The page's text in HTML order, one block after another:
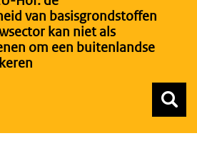
van basisgrondstoffen
kan niet als
om een buitenlandse